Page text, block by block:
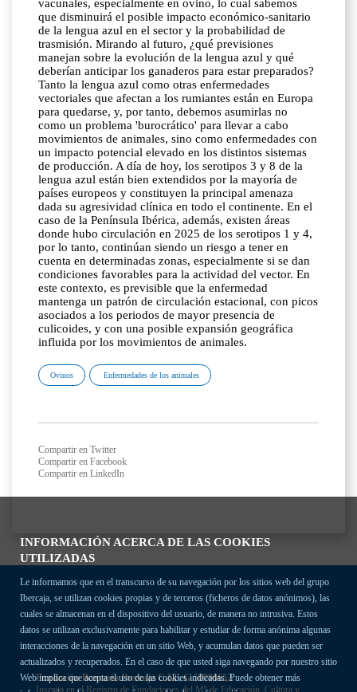
INFORMACIÓN ACERCA DE LAS COOKIES
UTILIZADAS
Le informamos que en el transcurso de su navegación por los sitios web del grupo
Ibercaja, se utilizan cookies propias y de terceros (ficheros de datos anónimos), las
cuales se almacenan en el dispositivo del usuario, de manera no intrusiva. Estos
datos se utilizan exclusivamente para habilitar y estudiar de forma anónima algunas
interacciones de la navegación en un sitio Web, y acumulan datos que pueden ser
actualizados y recuperados. En el caso de que usted siga navegando por nuestro sitio
Web implica que acepta el uso de las cookies indicadas. Puede obtener más
vacunales, especialmente en ovino, lo cual sabemos
que disminuirá el posible impacto económico-sanitario
de la lengua azul en el sector y la probabilidad de
trasmisión. Mirando al futuro, ¿qué previsiones
manejan sobre la evolución de la lengua azul y qué
deberían anticipar los ganaderos para estar preparados?
Tanto la lengua azul como otras enfermedades
vectoriales que afectan a los rumiantes están en Europa
para quedarse, y, por tanto, debemos asumirlas no
como un problema 'burocrático' para llevar a cabo
movimientos de animales, sino como enfermedades con
un impacto potencial elevado en los distintos sistemas
de producción. A día de hoy, los serotipos 3 y 8 de la
lengua azul están bien extendidos por la mayoría de
países europeos y constituyen la principal amenaza
dada su agresividad clínica en todo el continente. En el
caso de la Península Ibérica, además, existen áreas
donde hubo circulación en 2025 de los serotipos 1 y 4,
por lo tanto, continúan siendo un riesgo a tener en
cuenta en determinadas zonas, especialmente si se dan
condiciones favorables para la actividad del vector. En
este contexto, es previsible que la enfermedad
mantenga un patrón de circulación estacional, con picos
asociados a los periodos de mayor presencia de
culicoides, y con una posible expansión geográfica
influida por los movimientos de animales.
Ovinos Enfermedades de los animales
Compartir en Twitter
Compartir en Facebook
Compartir en LinkedIn
Fundación Bancaria Ibercaja C.I.F. G-50000652.
Inscrita en el Registro de Fundaciones del Mº de Educación, Cultura y